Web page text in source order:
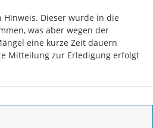
Hinweis. Dieser wurde in die
was aber wegen der
eine kurze Zeit dauern
Mitteilung zur Erledigung erfolgt